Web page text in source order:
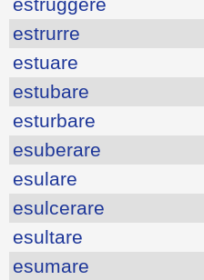
estrurre
estuare
estubare
esturbare
esuberare
esulare
esulcerare
esultare
esumare